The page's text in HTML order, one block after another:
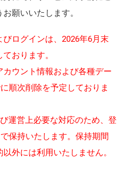
願いいたします。
ログインは、2026年6月末
おります。
ウント情報および各種デー
順次削除を予定しておりま
運営上必要な対応のため、登
保持いたします。保持期間
外には利用いたしません。